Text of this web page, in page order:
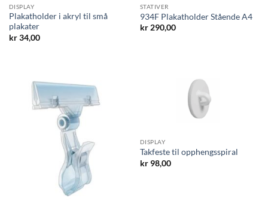
DISPLAY
Plakatholder i akryl til små
plakater
kr34,00
STATIVER
934F Plakatholder Stående A4
kr290,00
DISPLAY
Takfeste til opphengsspiral
kr98,00